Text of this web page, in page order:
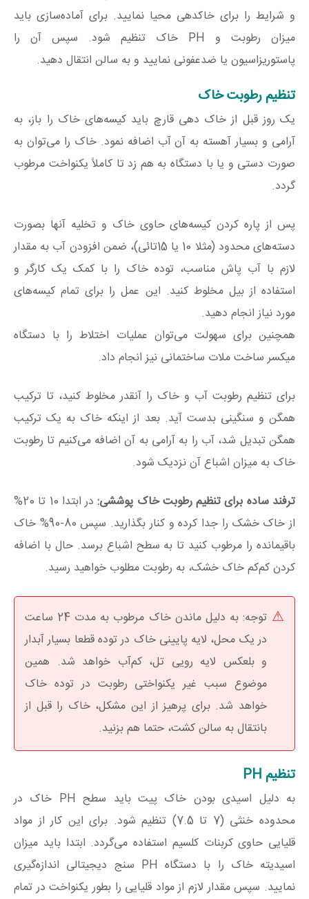
و شرایط را برای خاکدهی محیا نمایید. برای آماده‌سازی باید
میزان رطوبت و PH خاک تنظیم شود. سپس آن را
پاستوریزاسیون یا ضدعفونی نمایید و به سالن انتقال دهید.
تنظیم رطوبت خاک
یک روز قبل از خاک دهی قارچ باید کیسه‌های خاک را باز، به
آرامی و بسیار آهسته به آن آب اضافه نمود. خاک را می‌توان به
صورت دستی و یا با دستگاه به هم زد تا کاملاً یکنواخت مرطوب
گردد.
پس از پاره کردن کیسه‌های حاوی خاک و تخلیه آنها بصورت
دسته‌های محدود (مثلا 10 یا 15تائی)، ضمن افزودن آب به مقدار
لازم با آب پاش مناسب، توده خاک را با کمک یک کارگر و
استفاده از بیل مخلوط کنید. این عمل را برای تمام کیسه‌های
مورد نیاز انجام دهید.
همچنین برای سهولت می‌توان عملیات اختلاط را با دستگاه
میکسر ساخت ملات ساختمانی نیز انجام داد.
برای تنظیم رطوبت آب و خاک را آنقدر مخلوط کنید، تا ترکیب
همگن و سنگینی بدست آید. بعد‌ از اینکه خاک به یک ترکیب
همگن تبدیل شد، آب را به‌ آرامی به آن اضافه می‌کنیم تا رطوبت
خاک به میزان اشباع آن نزدیک شود.
ترفند ساده برای تنظیم رطوبت خاک‌ پوششی:
در ابتدا 10 تا 20%
از خاک خشک را جدا کرده و کنار بگذارید. سپس 80-90% خاک
باقیمانده را مرطوب کنید تا به سطح اشباع برسد. حال با اضافه
کردن کم‌کم خاک خشک، به رطوبت مطلوب خواهید رسید.
توجه: به دلیل ماندن خاک مرطوب به مدت 24 ساعت
در یک محل، لایه پایینی خاک در توده قطعا بسیار آبدار
و بلعکس لایه رویی تل، کم‌آب خواهد شد. همین
موضوع سبب غیر یکنواختی رطوبت در توده خاک
خواهد شد. برای پرهیز از این مشکل، خاک را قبل از
بانتقال به سالن کشت، حتما هم بزنید.
تنظیم PH
به دلیل اسیدی بودن خاک پیت باید سطح PH خاک در
محدوده خنثی (7 تا 7.5) تنظیم شود. برای این کار از مواد
قلیایی حاوی کربنات کلسیم استفاده می‌گردد. ابتدا باید میزان
اسیدیته خاک را با دستگاه PH سنج دیجیتالی اندازه‌گیری
نمایید. سپس مقدار لازم از مواد قلیایی را بطور یکنواخت در تمام